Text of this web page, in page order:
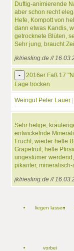
Duftig-animierende
aber schon recht
Hefe, Kompott von
dann etwas Kandis,
getrocknete Blüten,
Sehr jung, braucht
jk/riesling.de //
-
2016er Faß 17
Lage trocken
Weingut Peter Lauer
Sehr hefige,
entwickelnde
Frucht, wieder helle
Grapefruit, helle
ungestümer
pikanter,
jk/riesling.de //
liegen lassen
vorbei